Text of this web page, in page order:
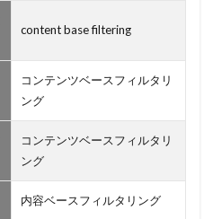
content base filtering
コンテンツベースフィルタリ
ング
コンテンツベースフィルタリ
ング
内容ベースフィルタリング